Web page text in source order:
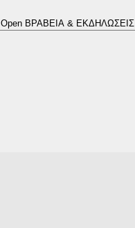
Open ΒΡΑΒΕΙΑ & ΕΚΔΗΛΩΣΕΙΣ